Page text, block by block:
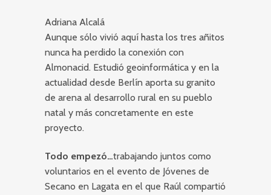
Adriana Alcalá
Aunque sólo vivió aquí hasta los tres añitos
nunca ha perdido la conexión con
Almonacid. Estudió geoinformática y en la
actualidad desde Berlín aporta su granito
de arena al desarrollo rural en su pueblo
natal y más concretamente en este
proyecto.
Todo empezó…trabajando juntos como
voluntarios en el evento de Jóvenes de
Secano en Lagata en el que Raúl compartió